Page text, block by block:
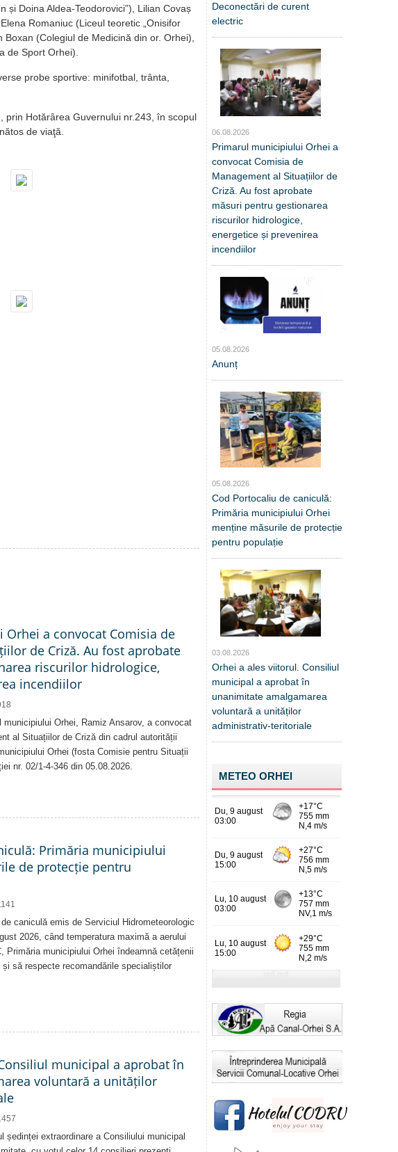
și Doina Aldea-Teodorovici”), Lilian Covaș
Romaniuc (Liceul teoretic „Onisifor
(Colegiul de Medicină din or. Orhei),
de Sport Orhei).
probe sportive: minifotbal, trânta,
prin Hotărârea Guvernului nr.243, în scopul
de viaţă.
a convocat Comisia de
de Criză. Au fost aprobate
riscurilor hidrologice,
incendiilor
Orhei, Ramiz Ansarov, a convocat
al Situațiilor de Criză din cadrul autorității
Orhei (fosta Comisie pentru Situații
nr. 02/1-4-346 din 05.08.2026.
Primăria municipiului
de protecție pentru
caniculă emis de Serviciul Hidrometeorologic
2026, când temperatura maximă a aerului
Primăria municipiului Orhei îndeamnă cetățenii
să respecte recomandările specialiștilor
municipal a aprobat în
voluntară a unităților
ședinței extraordinare a Consiliului municipal
Deconectări de curent
electric
06.08.2026
Primarul municipiului Orhei a
convocat Comisia de
Management al Situațiilor de
Criză. Au fost aprobate
măsuri pentru gestionarea
riscurilor hidrologice,
energetice și prevenirea
incendiilor
05.08.2026
Anunț
05.08.2026
Cod Portocaliu de caniculă:
Primăria municipiului Orhei
menține măsurile de protecție
pentru populație
03.08.2026
Orhei a ales viitorul. Consiliul
municipal a aprobat în
unanimitate amalgamarea
voluntară a unităților
administrativ-teritoriale
METEO ORHEI